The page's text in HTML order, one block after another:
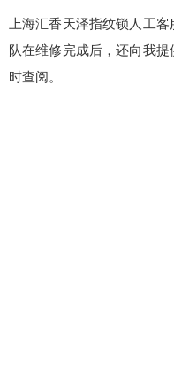
上海汇香天泽指纹锁人工
队在维修完成后，还向我
时查阅。